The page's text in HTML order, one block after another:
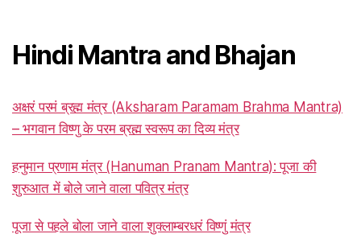
Hindi Mantra and Bhajan
अक्षरं परमं ब्रह्म मंत्र (Aksharam Paramam Brahma Mantra)
– भगवान विष्णु के परम ब्रह्म स्वरूप का दिव्य मंत्र
हनुमान प्रणाम मंत्र (Hanuman Pranam Mantra): पूजा की
शुरुआत में बोले जाने वाला पवित्र मंत्र
पूजा से पहले बोला जाने वाला शुक्लाम्बरधरं विष्णुं मंत्र